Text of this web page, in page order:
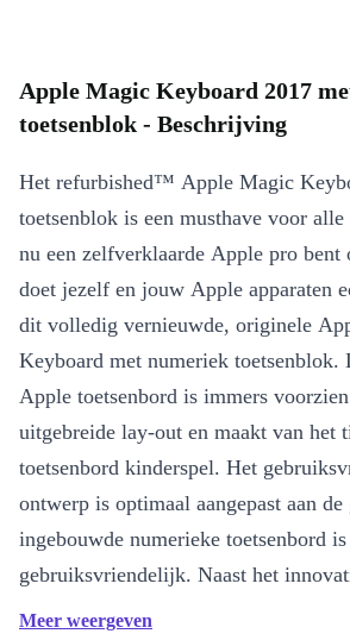
Apple Magic Keyboard 2017
toetsenblok - Beschrijving
Het refurbished™ Apple Magic
toetsenblok is een musthave voor
nu een zelfverklaarde Apple pro bent
doet jezelf en jouw Apple apparaten
dit volledig vernieuwde, originele
Keyboard met numeriek
Apple toetsenbord is immers
uitgebreide lay-out en maakt van het
toetsenbord kinderspel. Het
ontwerp is optimaal aangepast aan
ingebouwde numerieke toetsenbord
gebruiksvriendelijk. Naast het
maakt deze krachtige originele
Meer weergeven